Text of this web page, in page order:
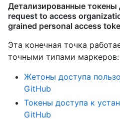
Детализированные токены
request to access
grained personal access
Эта конечная точка
точными типами маркеров:
Жетоны доступа
GitHub
Токены доступа к
GitHub